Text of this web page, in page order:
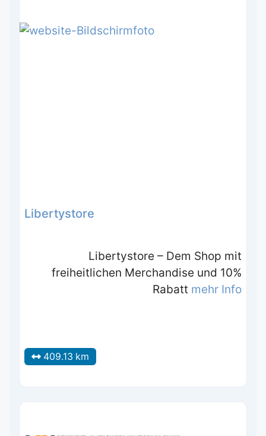
Libertystore
Libertystore – Dem Shop mit
freiheitlichen Merchandise und 10%
Rabatt mehr Info
409.13 km